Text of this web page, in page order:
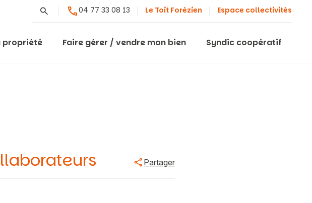
Rechercher04 77 33 08 13 Le Toit Forézien Espace collectivités
propriété Faire gérer / vendre mon bien Syndic coopératif
Partager